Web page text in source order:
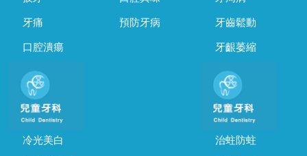
牙痛
口腔潰瘍
預防牙病 牙齒鬆動
牙齦萎縮
冷光美白 治蛀防蛀